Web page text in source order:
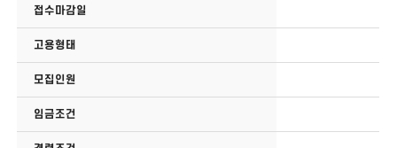
접수마감일
고용형태
모집인원
임금조건